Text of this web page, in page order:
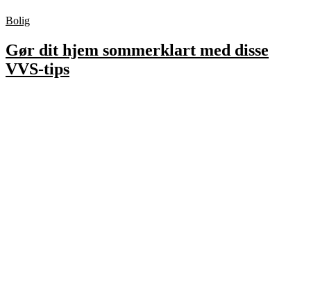
Bolig
Gør dit hjem sommerklart med disse
VVS-tips